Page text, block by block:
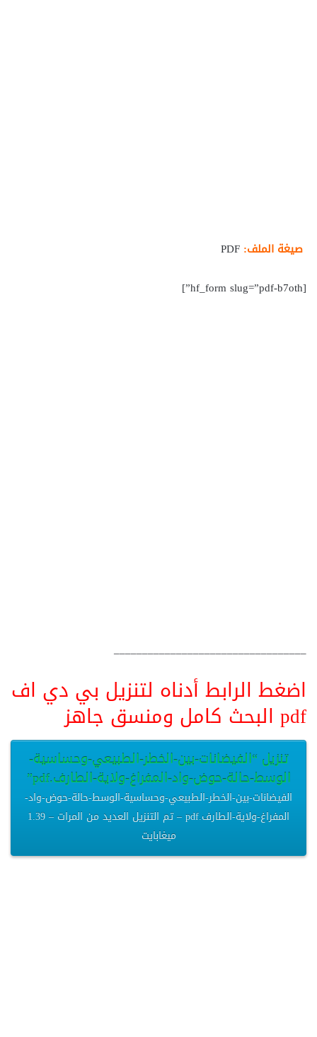
صيغة الملف:
[hf_form slug=”pdf-b7oth”]
__________________________________
اضغط الرابط أدناه لتنزيل بي دي اف
pdf البحث كامل ومنسق جاهز
تنزيل “الفيضانات-بين-الخطر-الطبيعي-وحساسية-
الوسط-حالة-حوض-واد-المفراغ-ولاية-الطارف.pdf”
الفيضانات-بين-الخطر-الطبيعي-وحساسية-الوسط-حالة-حوض-واد-
المفراغ-ولاية-الطارف.pdf – تم التنزيل العديد من المرات – 1.39
ميغابايت